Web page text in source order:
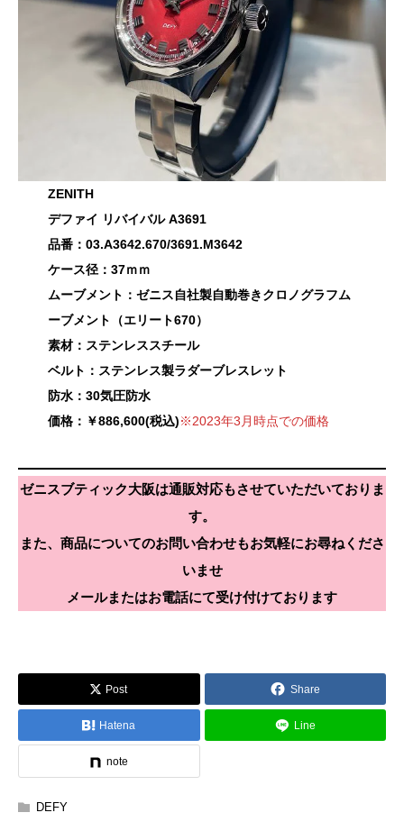
ZENITH
デファイ リバイバル A3691
品番：03.A3642.670/3691.M3642
ケース径：37ｍｍ
ムーブメント：ゼニス自社製自動巻きクロノグラフム
ーブメント（エリート670）
素材：ステンレススチール
ベルト：ステンレス製ラダーブレスレット
防水：30気圧防水
価格：￥886,600(税込)※2023年3月時点での価格
ゼニスブティック大阪は通販対応もさせていただいておりま
す。
また、商品についてのお問い合わせもお気軽にお尋ねくださ
いませ
メールまたはお電話にて受け付けております
Post Share
Hatena Line
note
DEFY